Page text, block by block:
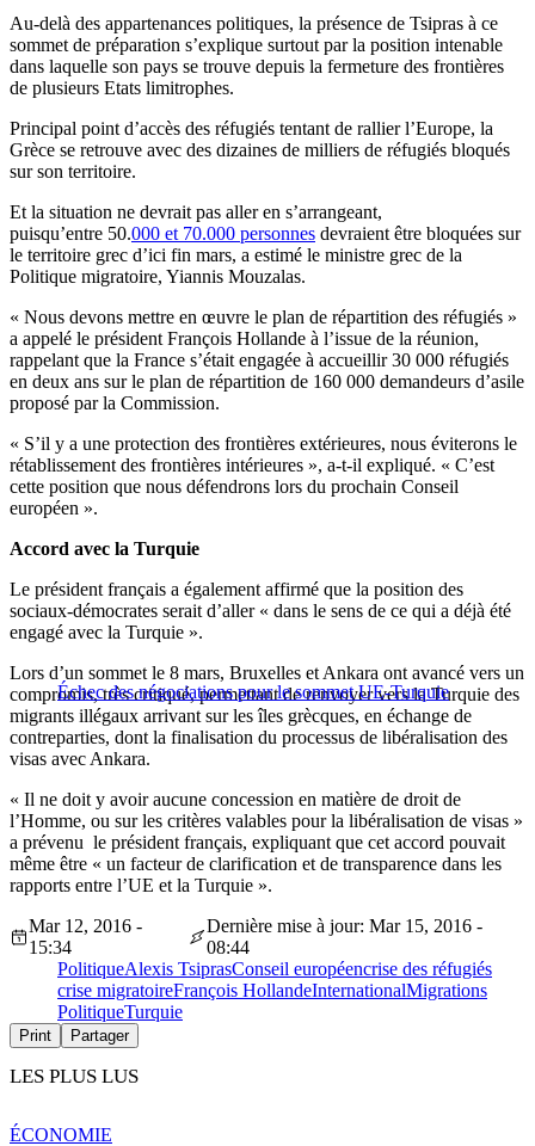
Au-delà des appartenances politiques, la présence de Tsipras à ce
sommet de préparation s’explique surtout par la position intenable
dans laquelle son pays se trouve depuis la fermeture des frontières
de plusieurs Etats limitrophes.
Principal point d’accès des réfugiés tentant de rallier l’Europe, la
Grèce se retrouve avec des dizaines de milliers de réfugiés bloqués
sur son territoire.
Et la situation ne devrait pas aller en s’arrangeant,
puisqu’entre 50.000 et 70.000 personnes devraient être bloquées sur
le territoire grec d’ici fin mars, a estimé le ministre grec de la
Politique migratoire, Yiannis Mouzalas.
« Nous devons mettre en œuvre le plan de répartition des réfugiés »
a appelé le président François Hollande à l’issue de la réunion,
rappelant que la France s’était engagée à accueillir 30 000 réfugiés
en deux ans sur le plan de répartition de 160 000 demandeurs d’asile
proposé par la Commission.
« S’il y a une protection des frontières extérieures, nous éviterons le
rétablissement des frontières intérieures », a-t-il expliqué. « C’est
cette position que nous défendrons lors du prochain Conseil
européen ».
Accord avec la Turquie
Le président français a également affirmé que la position des
sociaux-démocrates serait d’aller « dans le sens de ce qui a déjà été
engagé avec la Turquie ».
Échec des négociations pour le sommet UE-Turquie
Lors d’un sommet le 8 mars, Bruxelles et Ankara ont avancé vers un
compromis, très critiqué, permettant de renvoyer vers la Turquie des
migrants illégaux arrivant sur les îles grècques, en échange de
contreparties, dont la finalisation du processus de libéralisation des
visas avec Ankara.
« Il ne doit y avoir aucune concession en matière de droit de
l’Homme, ou sur les critères valables pour la libéralisation de visas »
a prévenu le président français, expliquant que cet accord pouvait
même être « un facteur de clarification et de transparence dans les
rapports entre l’UE et la Turquie ».
Mar 12, 2016 -
15:34
Dernière mise à jour: Mar 15, 2016 -
08:44
PolitiqueAlexis TsiprasConseil européencrise des réfugiés
crise migratoireFrançois HollandeInternationalMigrations
PolitiqueTurquie
Print Partager
LES PLUS LUS
ÉCONOMIE